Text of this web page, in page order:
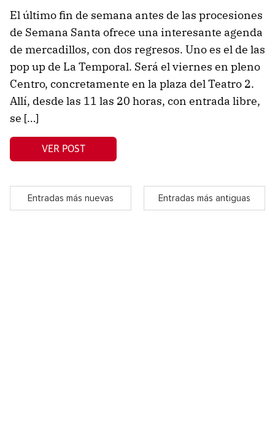
El último fin de semana antes de las procesiones
de Semana Santa ofrece una interesante agenda
de mercadillos, con dos regresos. Uno es el de las
pop up de La Temporal. Será el viernes en pleno
Centro, concretamente en la plaza del Teatro 2.
Allí, desde las 11 las 20 horas, con entrada libre,
se […]
VER POST
Entradas más nuevas Entradas más antiguas